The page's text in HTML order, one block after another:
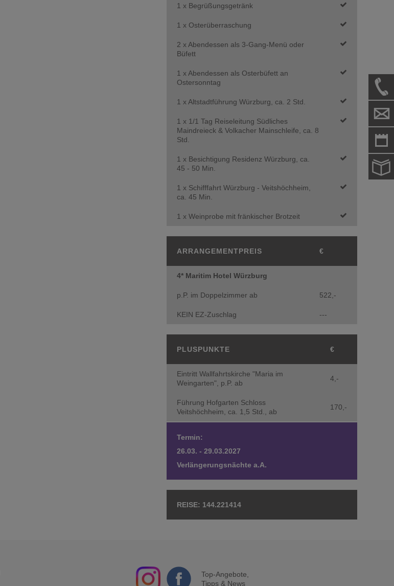
1 x Begrüßungsgetränk
1 x Osterüberraschung
2 x Abendessen als 3-Gang-Menü oder
Büfett
1 x Abendessen als Osterbüfett an
Ostersonntag
1 x Altstadtführung Würzburg, ca. 2 Std.
1 x 1/1 Tag Reiseleitung Südliches
Maindreieck & Volkacher Mainschleife, ca. 8
Std.
1 x Besichtigung Residenz Würzburg, ca.
45 - 50 Min.
1 x Schifffahrt Würzburg - Veitshöchheim,
ca. 45 Min.
1 x Weinprobe mit fränkischer Brotzeit
ARRANGEMENTPREIS €
4* Maritim Hotel Würzburg
p.P. im Doppelzimmer ab 522,-
KEIN EZ-Zuschlag ---
PLUSPUNKTE €
Eintritt Wallfahrtskirche "Maria im
Weingarten", p.P. ab
4,-
Führung Hofgarten Schloss
Veitshöchheim, ca. 1,5 Std., ab
170,-
Termin:
26.03. - 29.03.2027
Verlängerungsnächte a.A.
144.221414
Top-Angebote,
Tipps & News